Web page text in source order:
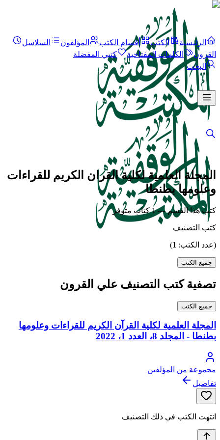
الرئيسية الكتب أقسام الكتب المؤلفون
السلاسل
القرون
الكلمات المفتاحية
كتبي المفضلة
البحث
المجلة العلمية لکلية القران الکريم للقراءات
وعلومها بطنطا
كتب هذا القسم — 1 كتاب متوفر
كتب التصنيف
(عدد الكتب: 1
)
جميع الكتب
تصفية كتب التصنيف علي القرون
جميع الكتب
المجلة العلمية لكلية القرآن الكريم للقراءات وعلومها
بطنطا - المجلد 8، العدد 1، 2022
مجموعة من المؤلفين
تفاصيل
انتهت الكتب في ذلك التصنيف